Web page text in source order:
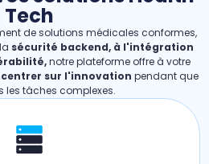
Tech
de solutions médicales conformes,
sécurité backend, à l'intégration
notre plateforme offre à votre
sur l'innovation pendant que
les tâches complexes.